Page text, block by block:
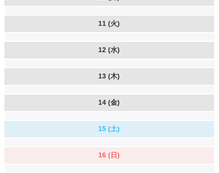
11 (火)
12 (水)
13 (木)
14 (金)
15 (土)
16 (日)